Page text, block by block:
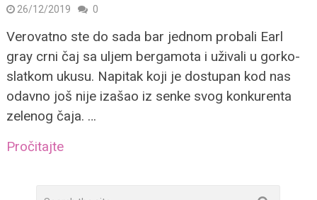
26/12/2019 0
Verovatno ste do sada bar jednom probali Earl
gray crni čaj sa uljem bergamota i uživali u gorko-
slatkom ukusu. Napitak koji je dostupan kod nas
odavno još nije izašao iz senke svog konkurenta
zelenog čaja. …
Pročitajte